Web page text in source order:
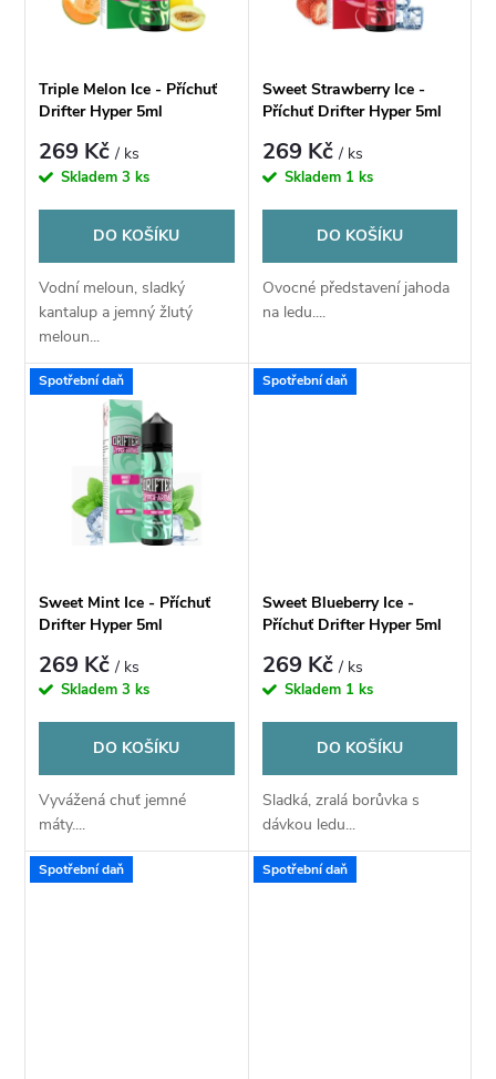
n
í
p
r
d
u
k
s
p
r
o
d
u
Triple Melon Ice - Příchuť
Drifter Hyper 5ml
269 Kč/ ks
Skladem3 ks
DO KOŠÍKU
Vodní meloun, sladký
kantalup a jemný žlutý
meloun...
Sweet Strawberry Ice -
Příchuť Drifter Hyper 5ml
269 Kč/ ks
Skladem 1 ks
DO KOŠÍKU
Ovocné představení jahoda
na ledu....
Spotřební daň
Sweet Mint Ice - Příchuť
Drifter Hyper 5ml
269 Kč/ ks
Skladem3 ks
DO KOŠÍKU
Vyvážená chuť jemné
máty....
Spotřební daň
Sweet Blueberry Ice -
Příchuť Drifter Hyper 5ml
269 Kč/ ks
Skladem 1 ks
DO KOŠÍKU
Sladká, zralá borůvka s
dávkou ledu...
Spotřební daň Spotřební daň